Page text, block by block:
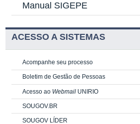
Manual SIGEPE
ACESSO A SISTEMAS
Acompanhe seu processo
Boletim de Gestão de Pessoas
Acesso ao Webmail UNIRIO
SOUGOV.BR
SOUGOV LÍDER